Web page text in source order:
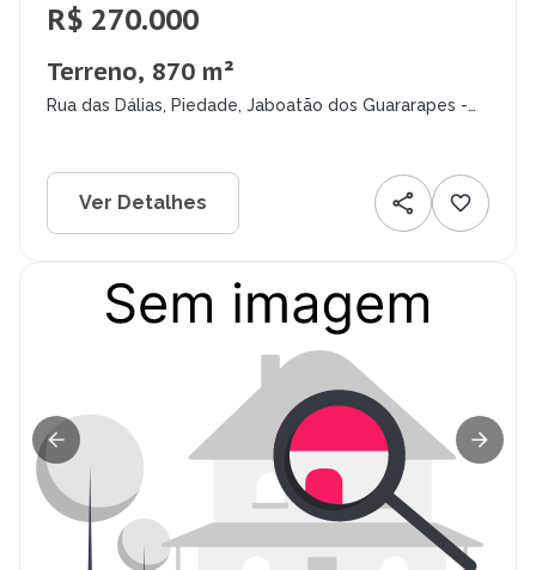
R$ 270.000
Terreno, 870 m²
Rua das Dálias, Piedade, Jaboatão dos Guararapes -
Ver Detalhes